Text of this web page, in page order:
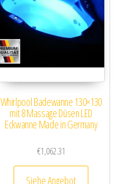
Whirlpool Badewanne 130×130
mit 8 Massage Düsen LED
Eckwanne Made in Germany
€1,062.31
Siehe Angebot